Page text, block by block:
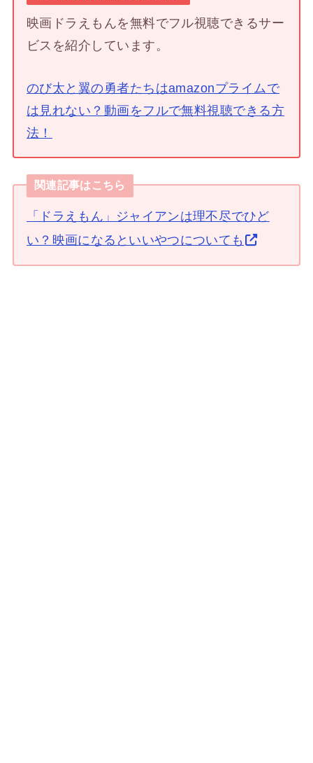
映画ドラえもんを無料でフル視聴できるサー
ビスを紹介しています。
のび太と翼の勇者たちはamazonプライムで
は見れない？動画をフルで無料視聴できる方
法！
関連記事はこちら
「ドラえもん」ジャイアンは理不尽でひど
い？映画になるといいやつについても